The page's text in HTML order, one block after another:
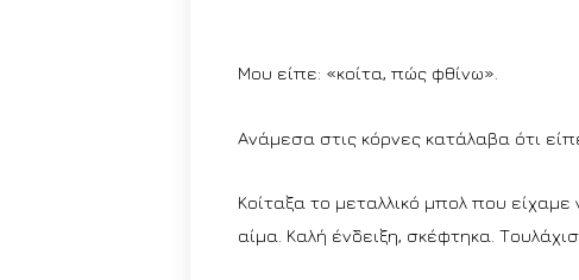
Μου είπε: «κοίτα, πώς φθίνω».
Ανάμεσα στις κόρνες κατάλαβα ότι
Κοίταξα το μεταλλικό μπολ που είχαμε
αίμα. Καλή ένδειξη, σκέφτηκα.